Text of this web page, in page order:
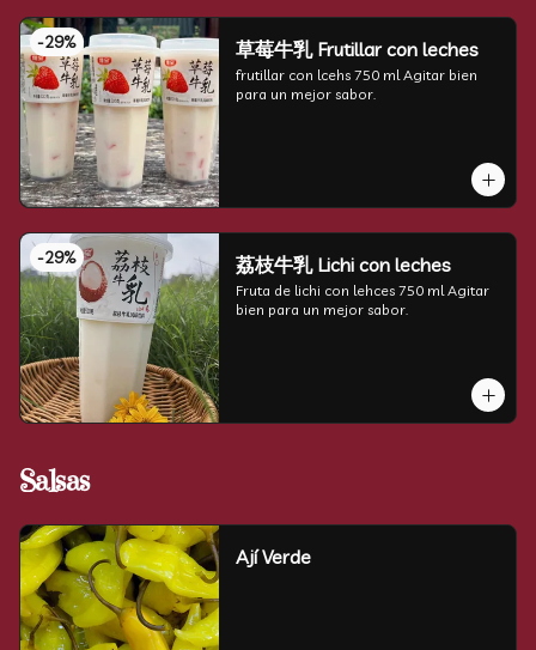
-29% 草莓牛乳 Frutillar con leches
frutillar con lcehs 750 ml Agitar bien
para un mejor sabor.
-29% 荔枝牛乳 Lichi con leches
Fruta de lichi con lehces 750 ml Agitar
bien para un mejor sabor.
Salsas
Ají Verde